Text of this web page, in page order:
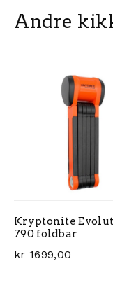
Andre
Kryptonite
790 foldbar
kr 1699,00